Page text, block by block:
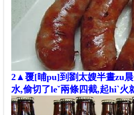
2▲覆[晡pu]到劉太嫂半晝zu
水,偷切了leˇ兩條四截,起hiˋ火